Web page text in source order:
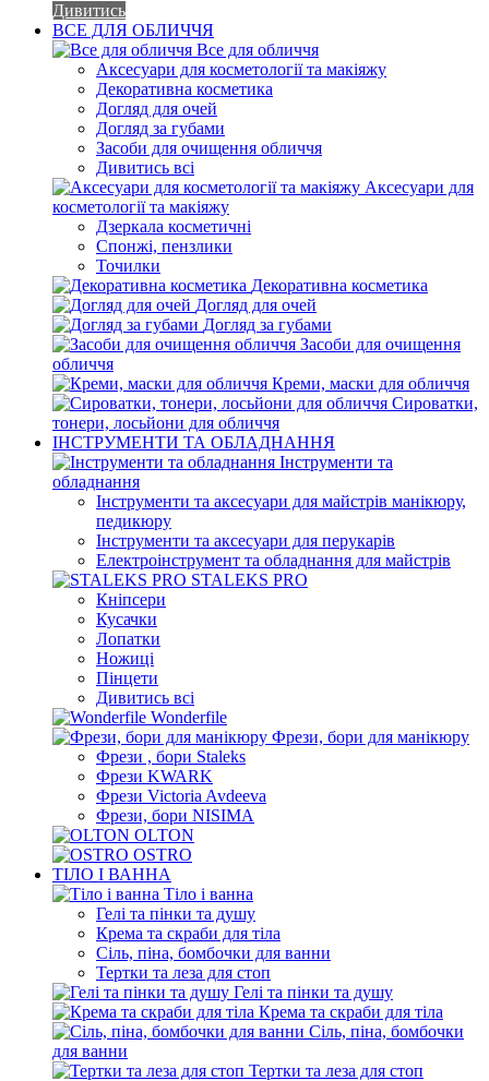
Дивитись
ВСЕ ДЛЯ ОБЛИЧЧЯ
Все для обличчя
Аксесуари для косметології та макіяжу
Декоративна косметика
Догляд для очей
Догляд за губами
Засоби для очищення обличчя
Дивитись всі
Аксесуари для
косметології та макіяжу
Дзеркала косметичні
Спонжі, пензлики
Точилки
Декоративна косметика
Догляд для очей
Догляд за губами
Засоби для очищення
обличчя
Креми, маски для обличчя
Сироватки,
тонери, лосьйони для обличчя
ІНСТРУМЕНТИ ТА ОБЛАДНАННЯ
Інструменти та
обладнання
Інструменти та аксесуари для майстрів манікюру,
педикюру
Інструменти та аксесуари для перукарів
Електроінструмент та обладнання для майстрів
STALEKS PRO
Кніпсери
Кусачки
Лопатки
Ножиці
Пінцети
Дивитись всі
Wonderfile
Фрези, бори для манікюру
Фрези , бори Staleks
Фрези KWARK
Фрези Victoria Avdeeva
Фрези, бори NISIMA
OLTON
OSTRO
ТІЛО І ВАННА
Тіло і ванна
Гелі та пінки та душу
Крема та скраби для тіла
Сіль, піна, бомбочки для ванни
Тертки та леза для стоп
Гелі та пінки та душу
Крема та скраби для тіла
Сіль, піна, бомбочки
для ванни
Тертки та леза для стоп